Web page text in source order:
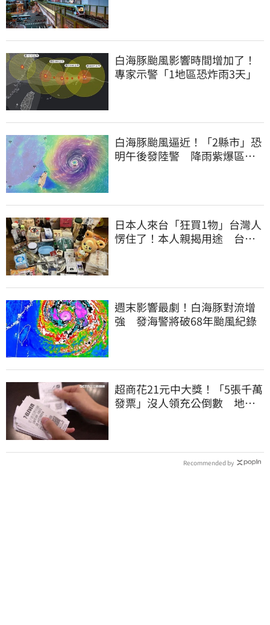
白海豚颱風影響時間增加了！
專家示警「1地區恐炸雨3天」
白海豚颱風逼近！「2縣市」恐
明午後發陸警 降雨紫爆區域
日本人來台「狂買1物」台灣人
愣住了！本人親揭用途 台網
週末影響最劇！白海豚對流增
強 發海警將破68年颱風紀錄
超商花21元中大獎！「5張千萬
發票」沒人領充公倒數 地點
Recommended by